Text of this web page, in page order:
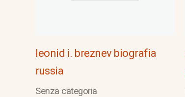
leonid i. breznev biografia
russia
Senza categoria